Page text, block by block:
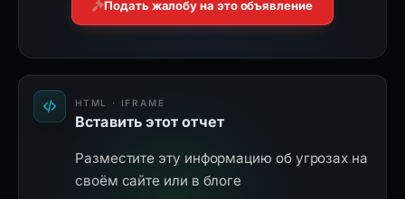
Подать жалобу на это объявление
HTML · IFRAME
Вставить этот отчет
Разместите эту информацию об угрозах на
своём сайте или в блоге